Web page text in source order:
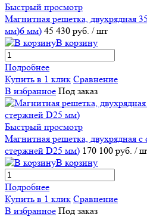
Быстрый просмотр
Магнитная решетка, двухрядная
мм)6 мм) 45 430 руб. / шт
В корзину
Подробнее
Купить в 1 клик Сравнение
В избранное Под заказ
Быстрый просмотр
Магнитная решетка, двухрядная с
стержней D25 мм) 170 100 руб. /
В корзину
Подробнее
Купить в 1 клик Сравнение
В избранное Под заказ